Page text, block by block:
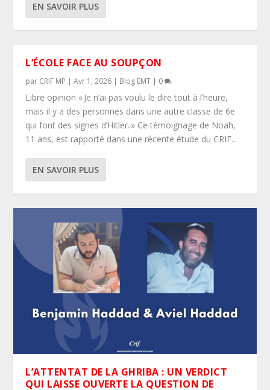
EN SAVOIR PLUS
L’ÉCOLE FACE AU SOUPÇON
par CRIF MP |Avr 1, 2026 | Blog EMT | 0
Libre opinion « Je n’ai pas voulu le dire tout à l’heure,
mais il y a des personnes dans une autre classe de 6e
qui font des signes d’Hitler. » Ce témoignage de Noah,
11 ans, est rapporté dans une récente étude du CRIF...
EN SAVOIR PLUS
L’ATTENTAT DE LA GHRIBA : UN VERDICT
QUI LAISSE OUVERTE LA QUESTION DE